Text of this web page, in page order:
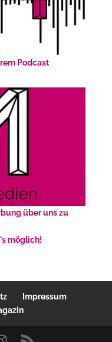
Podcast
über uns zu
möglich!
Impressum